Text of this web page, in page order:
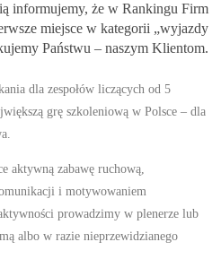
informujemy, że w Rankingu Firm
miejsce w kategorii „wyjazdy
Państwu – naszym Klientom.
dla zespołów liczących od 5
grę szkoleniową w Polsce – dla
aktywną zabawę ruchową,
i motywowaniem
prowadzimy w plenerze lub
albo w razie nieprzewidzianego